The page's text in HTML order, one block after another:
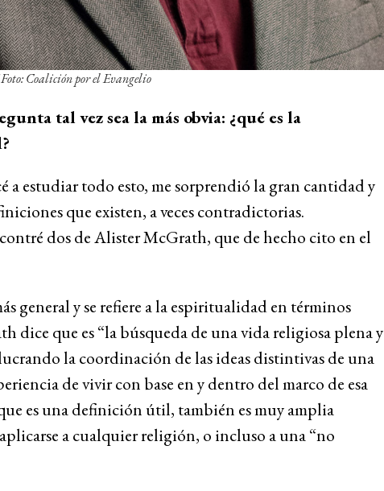
Coalición por el Evangelio
tal vez sea la más obvia: ¿qué es la
a estudiar todo esto, me sorprendió la gran cantidad y
que existen, a veces contradictorias.
dos de Alister McGrath, que de hecho cito en el
general y se refiere a la espiritualidad en términos
dice que es “la búsqueda de una vida religiosa plena y
la coordinación de las ideas distintivas de una
de vivir con base en y dentro del marco de esa
es una definición útil, también es muy amplia
a cualquier religión, o incluso a una “no